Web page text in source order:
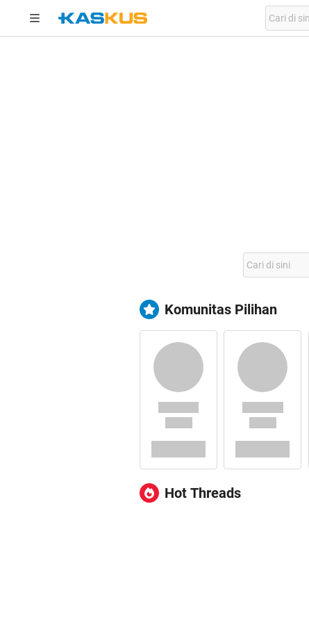
Komunitas Pilihan
Hot Threads